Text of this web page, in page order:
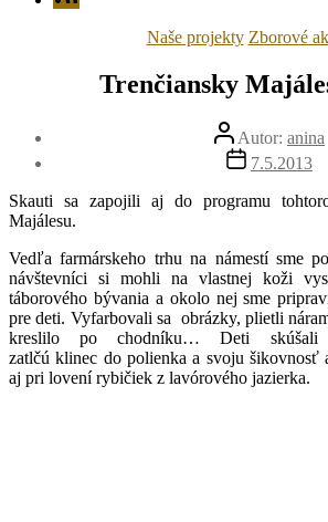
Kategórie
Naše projekty Zborové
Trenčiansky
Autor
článku
Autor: anina
Dátum
článku
7.5.2013
Skauti sa zapojili aj do programu
Majálesu.
Vedľa farmárskeho trhu na námestí sme
návštevníci si mohli na vlastnej koži
táborového bývania a okolo nej sme
pre deti. Vyfarbovali sa obrázky, plietli
kreslilo po chodníku… Deti
zatlčú klinec do polienka a svoju šikovnosť
aj pri lovení rybičiek z lavórového jazierka.